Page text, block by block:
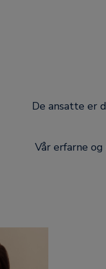
De ansatte er
Vår erfarne